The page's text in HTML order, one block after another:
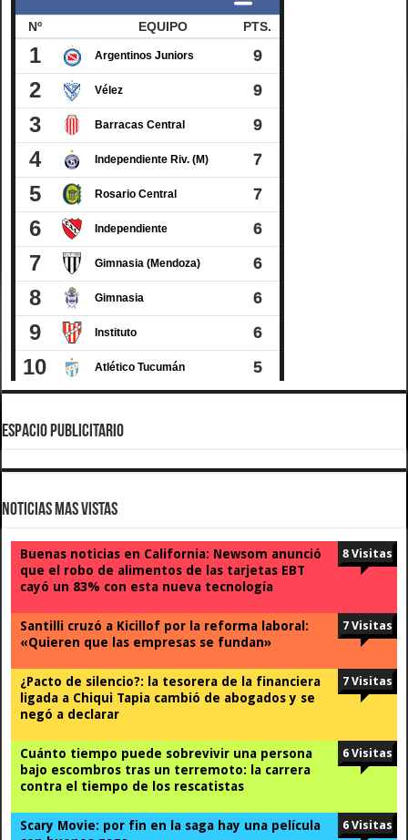
ESPACIO PUBLICITARIO
Noticias Mas Vistas
Buenas noticias en California: Newsom anunció
que el robo de alimentos de las tarjetas EBT
cayó un 83% con esta nueva tecnología
8 Visitas
Santilli cruzó a Kicillof por la reforma laboral:
«Quieren que las empresas se fundan»
7 Visitas
¿Pacto de silencio?: la tesorera de la financiera
ligada a Chiqui Tapia cambió de abogados y se
negó a declarar
7 Visitas
Cuánto tiempo puede sobrevivir una persona
bajo escombros tras un terremoto: la carrera
contra el tiempo de los rescatistas
6 Visitas
Scary Movie: por fin en la saga hay una película
6 Visitas